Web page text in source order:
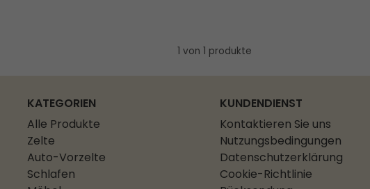
1 von 1 produkte
KATEGORIEN
Alle Produkte
Zelte
Auto-Vorzelte
Schlafen
KUNDENDIENST
Kontaktieren Sie uns
Nutzungsbedingungen
Datenschutzerklärung
Cookie-Richtlinie